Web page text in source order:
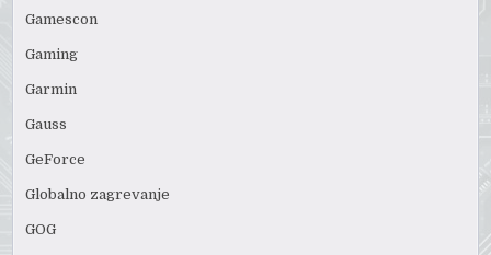
Gamescon
Gaming
Garmin
Gauss
GeForce
Globalno zagrevanje
GOG